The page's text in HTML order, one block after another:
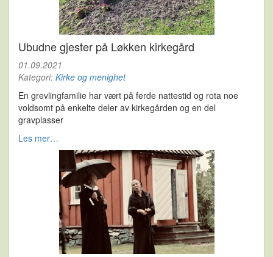
Ubudne gjester på Løkken kirkegård
01.09.2021
Kategori: Kirke og menighet
En grevlingfamilie har vært på ferde nattestid og rota noe
voldsomt på enkelte deler av kirkegården og en del
gravplasser
Les mer…